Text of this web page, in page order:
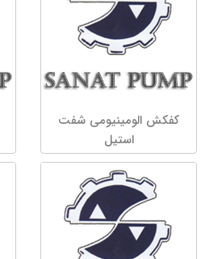
کفکش الومینیومی شفت
استیل